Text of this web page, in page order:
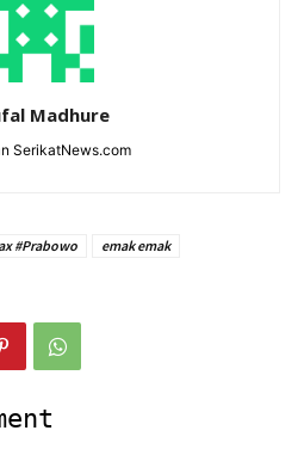
Madhure
SerikatNews.com
#Prabowo
emak emak